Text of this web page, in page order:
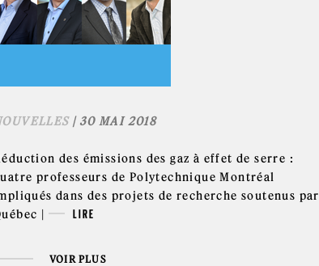
| 30 MAI 2018
des émissions des gaz à effet de serre :
professeurs de Polytechnique Montréal
dans des projets de recherche soutenus par
|
LIRE
VOIR PLUS